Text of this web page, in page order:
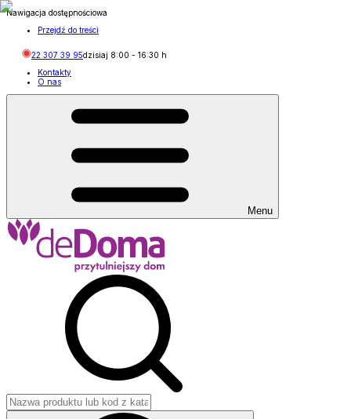
Nawigacja dostępnościowa
Przejdź do treści
22 307 39 95dzisiaj 8:00 - 16:30 h
Kontakty
O nas
Menu